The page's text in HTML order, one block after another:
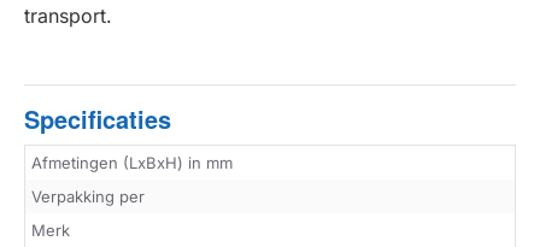
transport.
Specificaties
Afmetingen (LxBxH) in mm
Verpakking per
Merk